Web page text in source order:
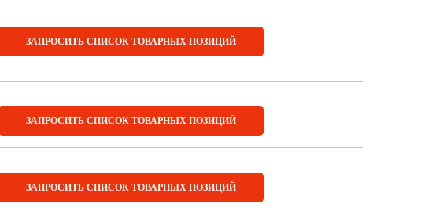
ЗАПРОСИТЬ СПИСОК ТОВАРНЫХ ПОЗИЦИЙ
ЗАПРОСИТЬ СПИСОК ТОВАРНЫХ ПОЗИЦИЙ
ЗАПРОСИТЬ СПИСОК ТОВАРНЫХ ПОЗИЦИЙ